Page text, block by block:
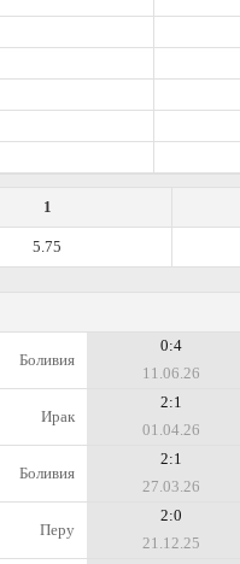
1
5.75
Боливия
0:4
11.06.26
Ирак
2:1
01.04.26
Боливия
2:1
27.03.26
Перу
2:0
21.12.25